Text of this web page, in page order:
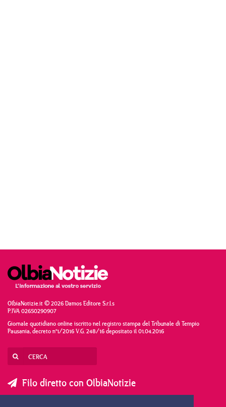
OlbiaNotizie.it © 2026 Damos Editore S.r.l.s
P.IVA 02650290907
Giornale quotidiano online iscritto nel registro stampa del Tribunale di Tempio
Pausania, decreto n°1/2016 V.G. 248/16 depositato il 01.04.2016
Filo diretto con OlbiaNotizie